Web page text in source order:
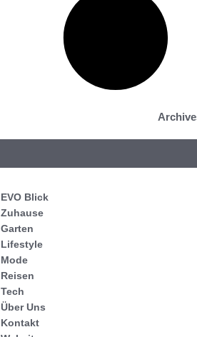
EVO Blick
Zuhause
Garten
Lifestyle
Mode
Reisen
Tech
Über Uns
Kontakt